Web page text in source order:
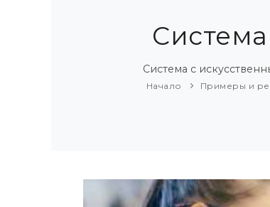
Система с
Начало Примеры и